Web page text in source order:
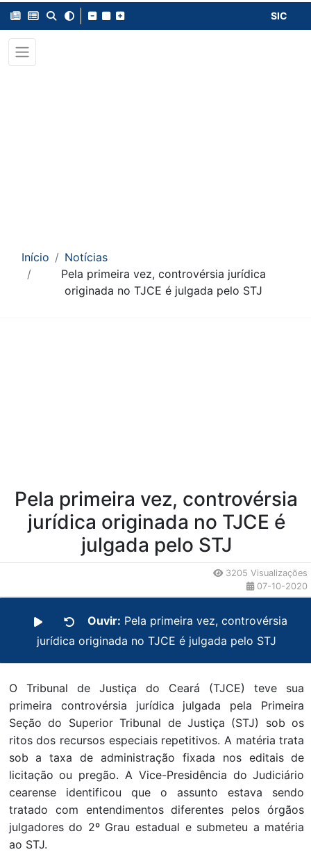
SIC
Início
Notícias
Pela primeira vez, controvérsia jurídica
originada no TJCE é julgada pelo STJ
Pela primeira vez, controvérsia
jurídica originada no TJCE é
julgada pelo STJ
3205 Visualizações
07-10-2020
Ouvir: Pela primeira vez, controvérsia
jurídica originada no TJCE é julgada pelo STJ
O Tribunal de Justiça do Ceará (TJCE) teve sua
primeira controvérsia jurídica julgada pela Primeira
Seção do Superior Tribunal de Justiça (STJ) sob os
ritos dos recursos especiais repetitivos. A matéria trata
sob a taxa de administração fixada nos editais de
licitação ou pregão. A Vice-Presidência do Judiciário
cearense identificou que o assunto estava sendo
tratado com entendimentos diferentes pelos órgãos
julgadores do 2º Grau estadual e submeteu a matéria
ao STJ.